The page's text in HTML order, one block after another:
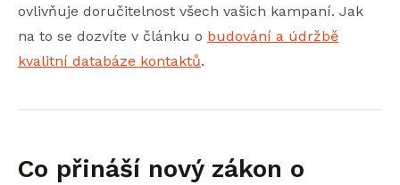
ovlivňuje doručitelnost všech vašich kampaní. Jak
na to se dozvíte v článku o budování a údržbě
kvalitní databáze kontaktů.
Co přináší nový zákon o